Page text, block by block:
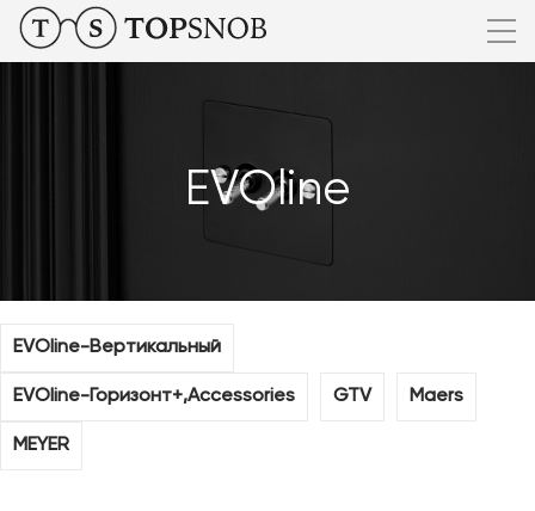
EVOline
EVOline-Вертикальный
EVOline-Горизонт+,Accessories GTV Maers
MEYER